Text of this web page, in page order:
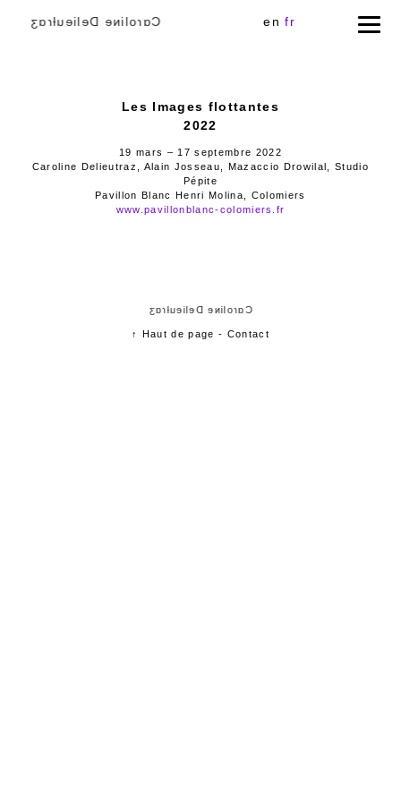
Cɑɾoliɴe Delieuƚɾɑʒ en fr
Les Images flottantes
2022
19 mars – 17 septembre 2022
Caroline Delieutraz, Alain Josseau, Mazaccio Drowilal, Studio
Pépite
Pavillon Blanc Henri Molina, Colomiers
www.pavillonblanc-colomiers.fr
Cɑɾoliɴe Delieuƚɾɑʒ
↑ Haut de page - Contact